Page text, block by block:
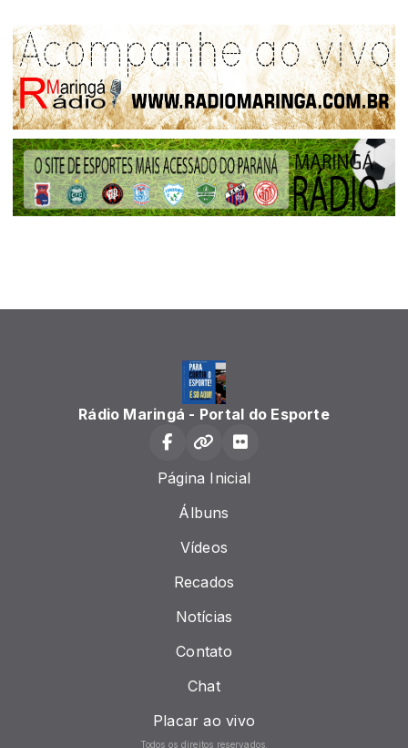
Rádio Maringá - Portal do Esporte
Página Inicial
Álbuns
Vídeos
Recados
Notícias
Contato
Chat
Placar ao vivo
Todos os direitos reservados.